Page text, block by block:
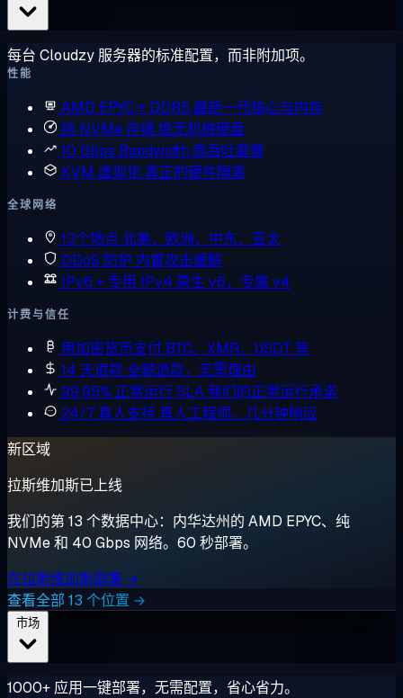
每台 Cloudzy 服务器的标准配置，而非附加项。
性能
AMD EPYC + DDR5 最新一代核心与内存
纯 NVMe 存储绝无机械硬盘
10 Gbps Bandwidth 高吞吐套餐
KVM 虚拟化 真正的硬件隔离
全球网络
13个地点 北美、欧洲、中东、亚太
DDoS 防护 内置攻击缓解
IPv6 + 专用 IPv4 原生 v6，专属 v4
计费与信任
用加密货币支付 BTC、XMR、USDT 等
14 天退款全额退款，无需理由
99.95% 正常运行 SLA我们的正常运行承诺
24/7 真人支持 真人工程师，几分钟响应
新区域
拉斯维加斯已上线
我们的第 13 个数据中心：内华达州的 AMD EPYC、纯
NVMe 和 40 Gbps 网络。60 秒部署。
在拉斯维加斯部署 →
查看全部 13 个位置 →
1000+ 应用一键部署，无需配置，省心省力。